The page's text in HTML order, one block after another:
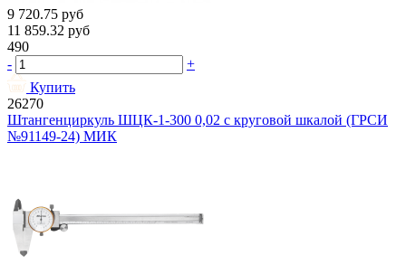
9 720.75 руб
11 859.32 руб
490
-
+
Купить
26270
Штангенциркуль ШЦК-1-300 0,02 с круговой шкалой (ГРСИ
№91149-24) МИК